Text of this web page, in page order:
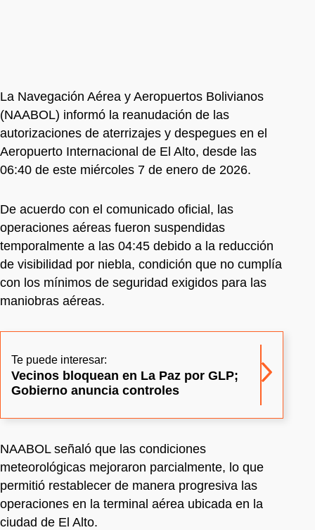
La Navegación Aérea y Aeropuertos Bolivianos
(NAABOL) informó la reanudación de las
autorizaciones de aterrizajes y despegues en el
Aeropuerto Internacional de El Alto, desde las
06:40 de este miércoles 7 de enero de 2026.
De acuerdo con el comunicado oficial, las
operaciones aéreas fueron suspendidas
temporalmente a las 04:45 debido a la reducción
de visibilidad por niebla, condición que no cumplía
con los mínimos de seguridad exigidos para las
maniobras aéreas.
Te puede interesar:
Vecinos bloquean en La Paz por GLP;
Gobierno anuncia controles
NAABOL señaló que las condiciones
meteorológicas mejoraron parcialmente, lo que
permitió restablecer de manera progresiva las
operaciones en la terminal aérea ubicada en la
ciudad de El Alto.